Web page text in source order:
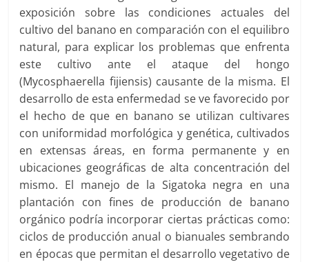
exposición sobre las condiciones actuales del
cultivo del banano en comparación con el equilibro
natural, para explicar los problemas que enfrenta
este cultivo ante el ataque del hongo
(Mycosphaerella fijiensis) causante de la misma. El
desarrollo de esta enfermedad se ve favorecido por
el hecho de que en banano se utilizan cultivares
con uniformidad morfológica y genética, cultivados
en extensas áreas, en forma permanente y en
ubicaciones geográficas de alta concentración del
mismo. El manejo de la Sigatoka negra en una
plantación con fines de producción de banano
orgánico podría incorporar ciertas prácticas como:
ciclos de producción anual o bianuales sembrando
en épocas que permitan el desarrollo vegetativo de